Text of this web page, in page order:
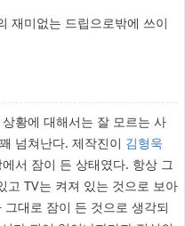
재미없는 드립으로밖에 쓰이
황에 대해서는 잘 모르는 사
넘쳐난다. 제작진이 김형욱
서 잠이 든 상태였다. 항상 그
고 TV는 켜져 있는 것으로 보아
대로 잠이 든 것으로 생각되